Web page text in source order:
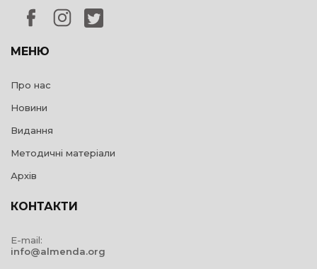
МЕНЮ
Про нас
Новини
Видання
Методичні матеріали
Архів
КОНТАКТИ
E-mail:
info@almenda.org